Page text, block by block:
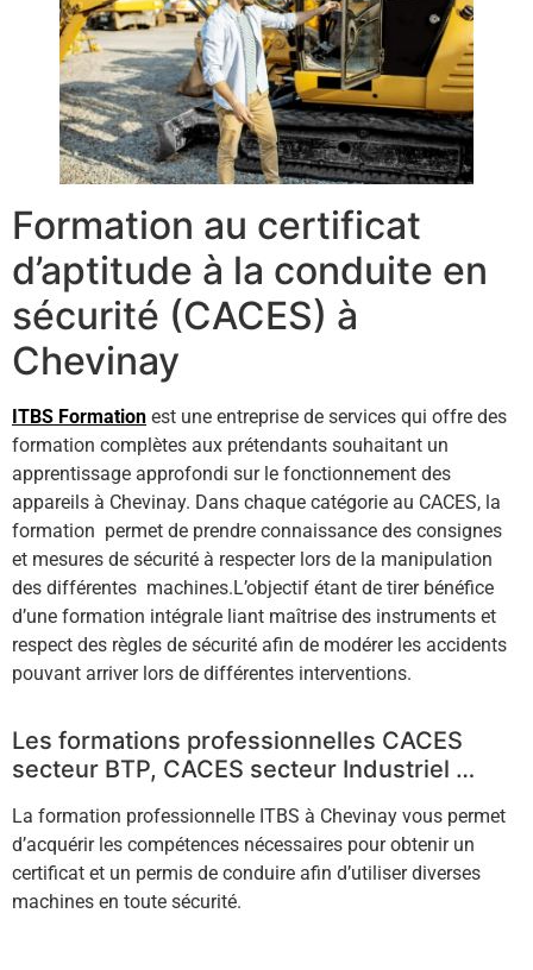
Formation au certificat
d’aptitude à la conduite en
sécurité (CACES) à
Chevinay
ITBS Formation est une entreprise de services qui offre des
formation complètes aux prétendants souhaitant un
apprentissage approfondi sur le fonctionnement des
appareils à Chevinay. Dans chaque catégorie au CACES, la
formation permet de prendre connaissance des consignes
et mesures de sécurité à respecter lors de la manipulation
des différentes machines.L’objectif étant de tirer bénéfice
d’une formation intégrale liant maîtrise des instruments et
respect des règles de sécurité afin de modérer les accidents
pouvant arriver lors de différentes interventions.
Les formations professionnelles CACES
secteur BTP, CACES secteur Industriel …
La formation professionnelle ITBS à Chevinay vous permet
d’acquérir les compétences nécessaires pour obtenir un
certificat et un permis de conduire afin d’utiliser diverses
machines en toute sécurité.